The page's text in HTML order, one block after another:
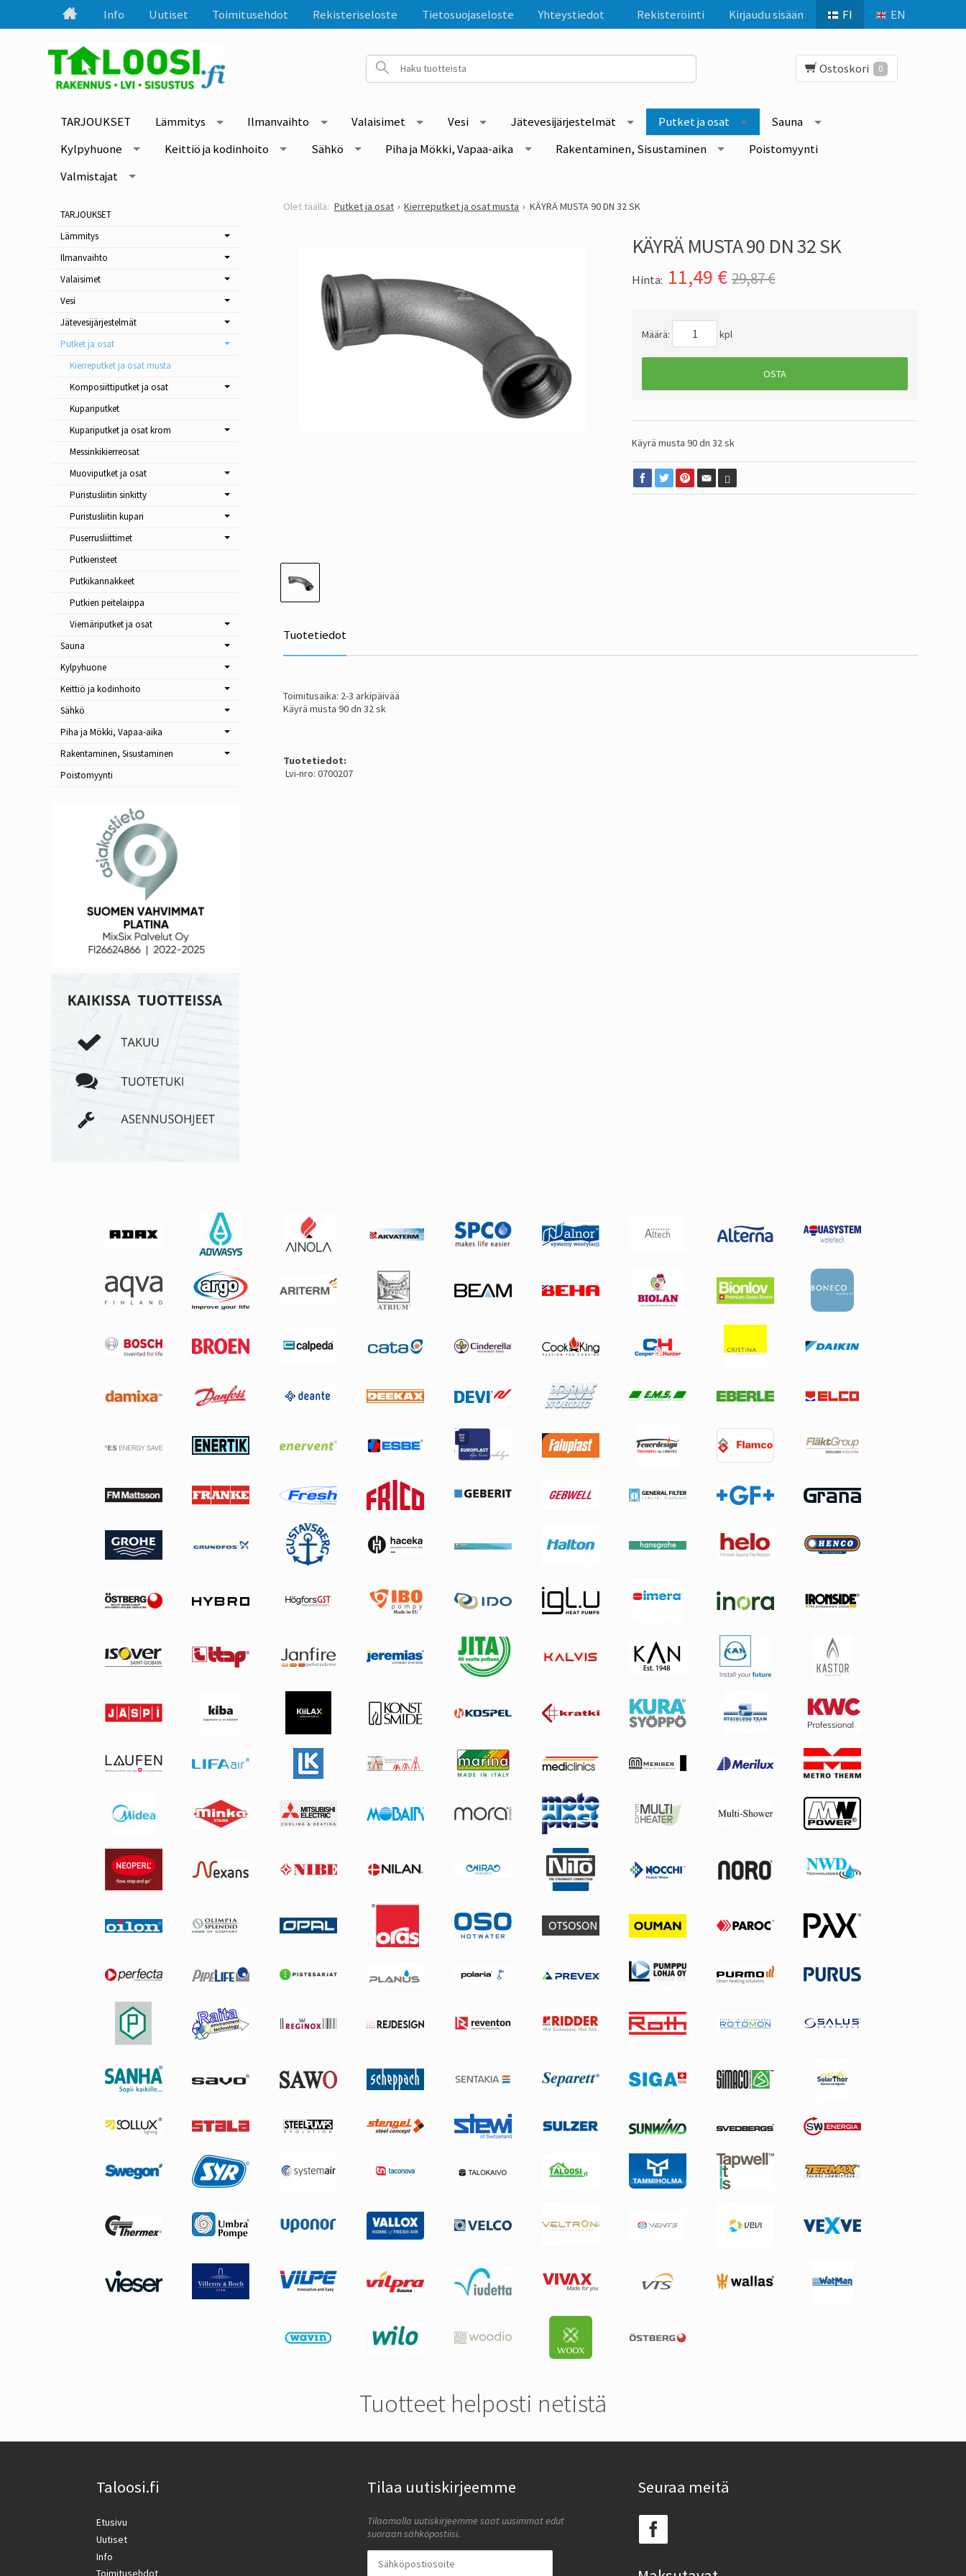
FI EN
Rekisteröinti Kirjaudu sisään
Info Uutiset Toimitusehdot Rekisteriseloste Tietosuojaseloste Yhteystiedot
Ostoskori 0
TARJOUKSET Lämmitys Ilmanvaihto Valaisimet Vesi Jätevesijärjestelmät Putket ja osat
Sauna
Kylpyhuone
Keittiö ja kodinhoito Sähkö Piha ja Mökki, Vapaa-aika Rakentaminen, Sisustaminen
Poistomyynti
Valmistajat
Putket ja osat Kierreputket ja osat musta KÄYRÄ MUSTA 90 DN 32 SK
KÄYRÄ MUSTA 90 DN 32 SK
Hinta: 11,49 € 29,87 €
Määrä: kpl
OSTA
Käyrä musta 90 dn 32 sk
Tuotetiedot
Toimitusaika: 2-3 arkipäivää
Käyrä musta 90 dn 32 sk
Tuotetiedot:
Lvi-nro: 0700207
TARJOUKSET
Lämmitys
Ilmanvaihto
Valaisimet
Vesi
Jätevesijärjestelmät
Putket ja osat
Kierreputket ja osat musta
Komposiittiputket ja osat
Kupariputket
Kupariputket ja osat krom
Messinkikierreosat
Muoviputket ja osat
Puristusliitin sinkitty
Puristusliitin kupari
Puserrusliittimet
Putkieristeet
Putkikannakkeet
Putkien peitelaippa
Viemäriputket ja osat
Sauna
Kylpyhuone
Keittiö ja kodinhoito
Sähkö
Piha ja Mökki, Vapaa-aika
Rakentaminen, Sisustaminen
Poistomyynti
Tuotteet helposti netistä
Taloosi.fi
Etusivu
Uutiset
Info
Toimitusehdot
Tilaa uutiskirjeemme
Tilaamalla uutiskirjeemme saat uusimmat edut
suoraan sähköpostiisi.
Seuraa meitä